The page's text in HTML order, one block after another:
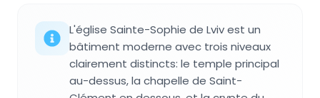
L'église Sainte-Sophie de Lviv est un
bâtiment moderne avec trois niveaux
clairement distincts: le temple principal
au-dessus, la chapelle de Saint-